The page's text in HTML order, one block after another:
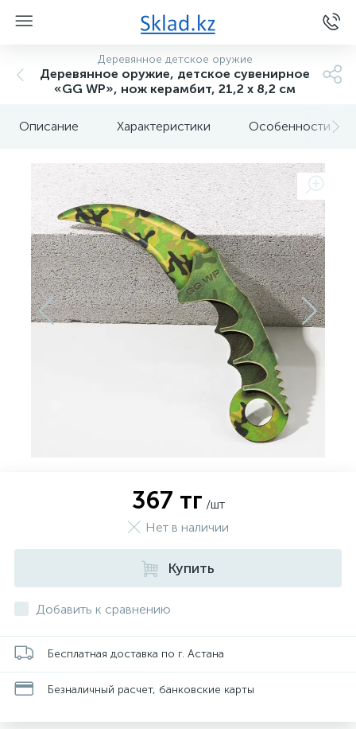
Деревянное детское оружие
Деревянное оружие, детское сувенирное
«GG WP», нож керамбит, 21,2 х 8,2 см
Описание Характеристики Особенности
367 тг /шт
Нет в наличии
Купить
Добавить к сравнению
Бесплатная доставка по г. Астана
Безналичный расчет, банковские карты